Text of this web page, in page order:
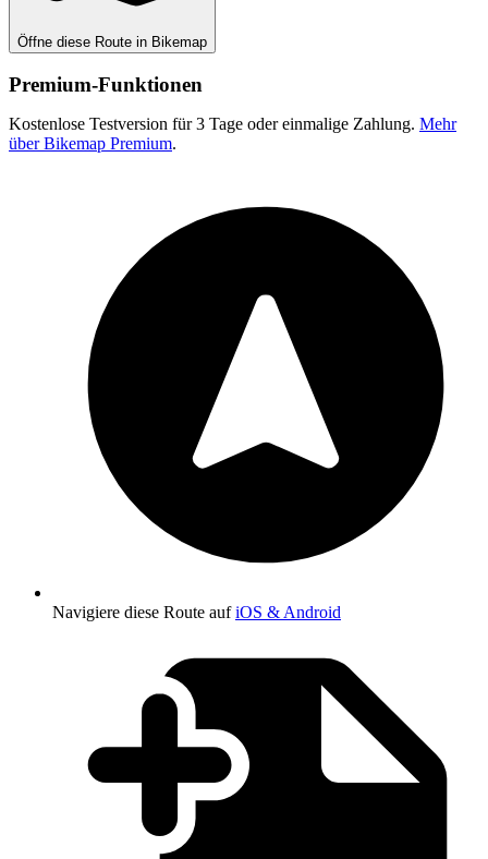
Öffne diese Route in Bikemap
Premium-Funktionen
Kostenlose Testversion für 3 Tage oder einmalige Zahlung. Mehr
über Bikemap Premium.
Navigiere diese Route aufiOS & Android